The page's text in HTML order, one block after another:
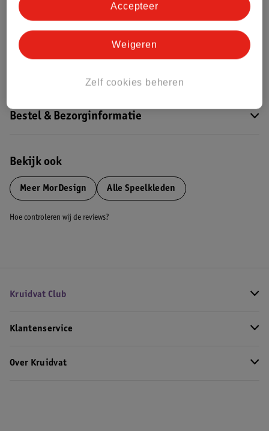
Nature Impact Score
Dit product heeft (nog) geen Nature
Bestel & Bezorginformatie
Bekijk ook
Meer MorDesign Alle Speelkleden
Hoe controleren wij de reviews?
Kruidvat Club
Klantenservice
Over Kruidvat
Zelf cookies beheren
Weigeren
Accepteer